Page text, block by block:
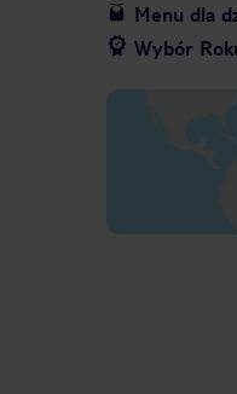
Menu dla
Wybór